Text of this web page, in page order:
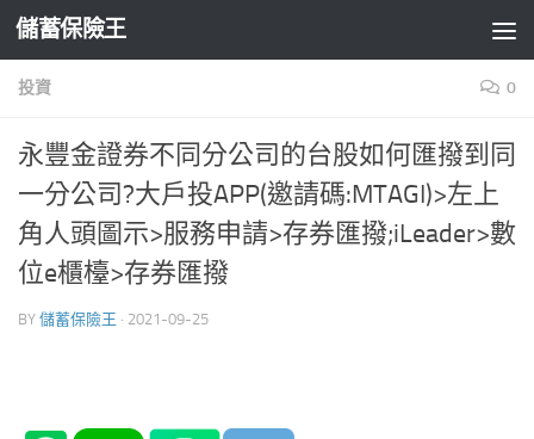
Skip to content
儲蓄保險王
投資 0
永豐金證券不同分公司的台股如何匯撥到同
一分公司?大戶投APP(邀請碼:MTAGI)>左上
角人頭圖示>服務申請>存券匯撥;iLeader>數
位e櫃檯>存券匯撥
BY 儲蓄保險王 · 2021-09-25